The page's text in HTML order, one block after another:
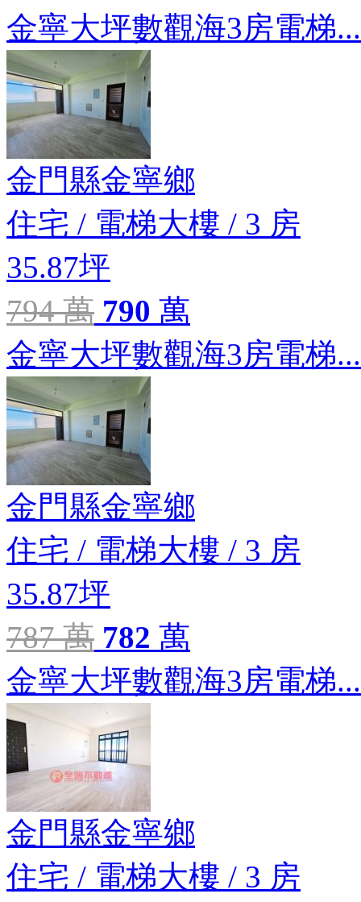
金寧大坪數觀海3房電梯...
金門縣金寧鄉
住宅 / 電梯大樓 / 3 房
35.87坪
794 萬 790 萬
金寧大坪數觀海3房電梯...
金門縣金寧鄉
住宅 / 電梯大樓 / 3 房
35.87坪
787 萬 782 萬
金寧大坪數觀海3房電梯...
金門縣金寧鄉
住宅 / 電梯大樓 / 3 房